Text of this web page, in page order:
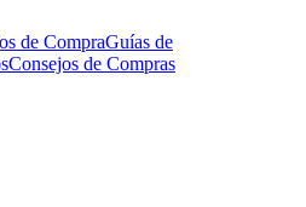
de CompraGuías de
Consejos de Compras